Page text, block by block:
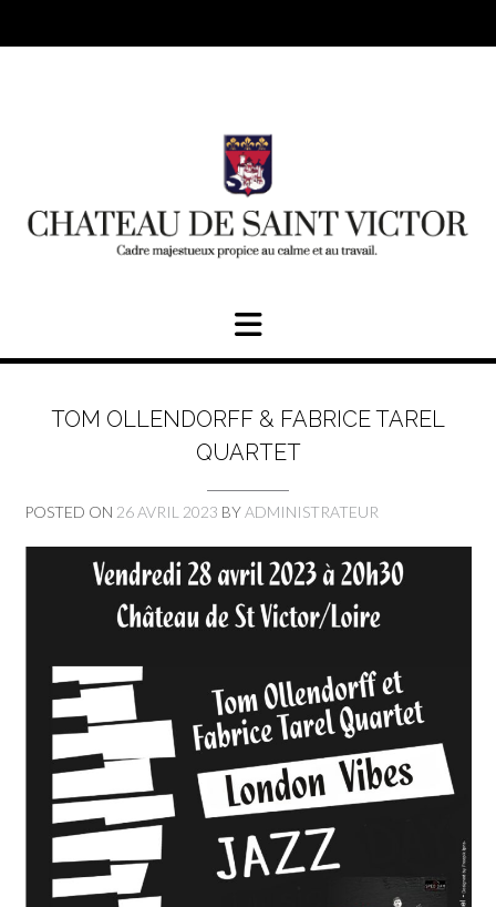
TOM OLLENDORFF & FABRICE TAREL
QUARTET
POSTED ON 26 AVRIL 2023 BYADMINISTRATEUR